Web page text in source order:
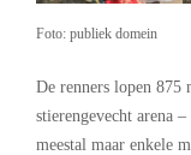
Foto: publiek domein
De renners lopen 875
stierengevecht arena
meestal maar enkele